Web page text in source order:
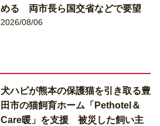
める 両市長ら国交省などで要望
2026/08/06
犬ハピが熊本の保護猫を引き取る豊
田市の猫飼育ホーム「Pethotel＆
Care暖」を支援 被災した飼い主